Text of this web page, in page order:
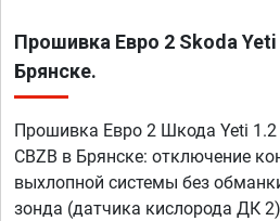
Прошивка Евро 2 Skoda Yeti
Брянске.
Прошивка Евро 2 Шкода Yeti 1.2
CBZB в Брянске: отключение
выхлопной системы без
зонда (датчика кислорода ДК